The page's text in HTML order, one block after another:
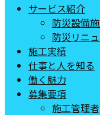
サービス紹介
防災設備
防災リニ
施工実績
仕事と人を知る
働く魅力
募集要項
施工管理者